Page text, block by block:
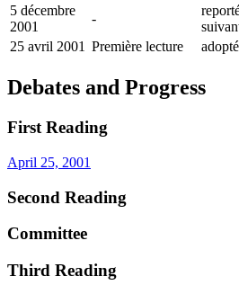
5 décembre
2001
-
25 avril 2001 Première lecture
Debates and Progress
First Reading
April 25, 2001
Second Reading
Committee
Third Reading